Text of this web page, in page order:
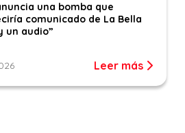
una bomba que
comunicado de La Bella
un audio”
Leer más